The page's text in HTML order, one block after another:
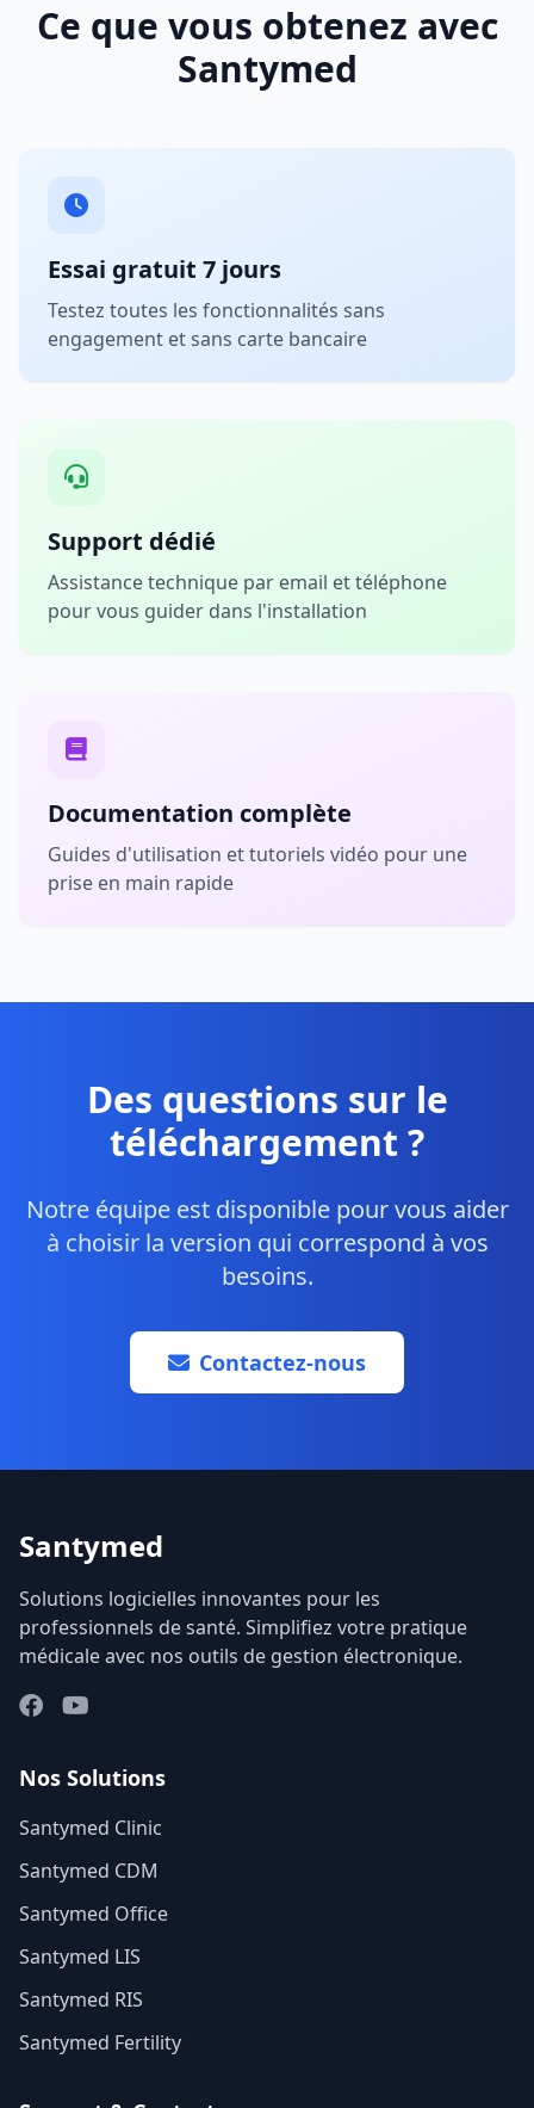
Ce que vous obtenez avec
Santymed
Essai gratuit 7 jours
Testez toutes les fonctionnalités sans
engagement et sans carte bancaire
Support dédié
Assistance technique par email et téléphone
pour vous guider dans l'installation
Documentation complète
Guides d'utilisation et tutoriels vidéo pour une
prise en main rapide
Des questions sur le
téléchargement ?
Notre équipe est disponible pour vous aider
à choisir la version qui correspond à vos
besoins.
Contactez-nous
Santymed
Solutions logicielles innovantes pour les
professionnels de santé. Simplifiez votre pratique
médicale avec nos outils de gestion électronique.
Nos Solutions
Santymed Clinic
Santymed CDM
Santymed Office
Santymed LIS
Santymed RIS
Santymed Fertility